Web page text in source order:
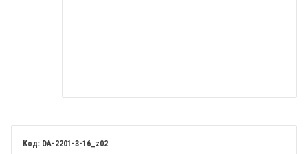
DA-2201-3-16_z02